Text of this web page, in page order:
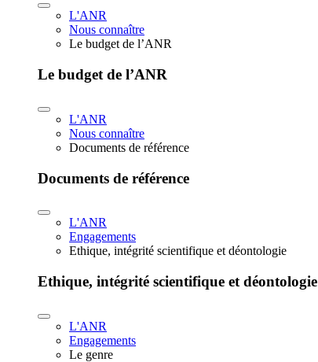
L'ANR
Nous connaître
Le budget de l’ANR
Le budget de l’ANR
L'ANR
Nous connaître
Documents de référence
Documents de référence
L'ANR
Engagements
Ethique, intégrité scientifique et déontologie
Ethique, intégrité scientifique et déontologie
L'ANR
Engagements
Le genre